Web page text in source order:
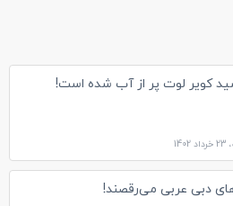
کویر لوت پر از آب شده است!
های دبی عربی می‌رقصند!